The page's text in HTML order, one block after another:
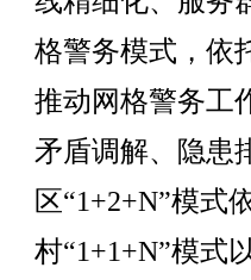
格警务模式，依
推动网格警务工
矛盾调解、隐患
区“1+2+N”模式
村“1+1+N”模式